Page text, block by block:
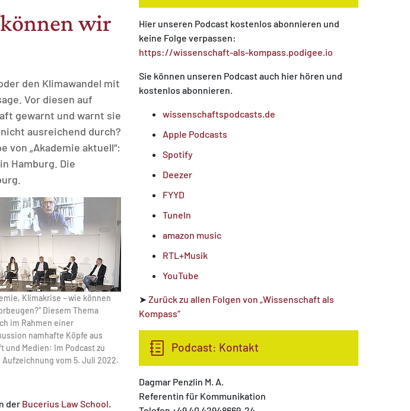
wir
den Klimawandel mit
Vor diesen auf
gewarnt und warnt sie
ausreichend durch?
von „Akademie aktuell“:
Hamburg. Die
Klimakrise – wie können
Diesem Thema
im Rahmen einer
namhafte Köpfe aus
und Medien: Im Podcast zu
vom 5. Juli 2022.
der Bucerius Law School.
Hier unseren Podcast kostenlos abonnieren und
keine Folge verpassen:
https://wissenschaft-als-kompass.podigee.io
Sie können unseren Podcast auch hier hören und
kostenlos abonnieren.
wissenschaftspodcasts.de
Apple Podcasts
Spotify
Deezer
FYYD
TuneIn
amazon music
RTL+Musik
YouTube
➤ Zurück zu allen Folgen von „Wissenschaft als
Kompass“
Podcast: Kontakt
Dagmar Penzlin M. A.
Referentin für Kommunikation